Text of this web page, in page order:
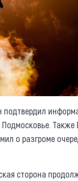
о разгроме
сторона